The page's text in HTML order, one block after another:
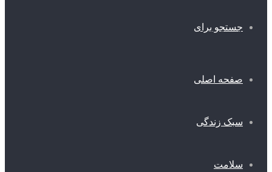
جستجو برای
صفحه اصلی
سبک زندگی
سلامت